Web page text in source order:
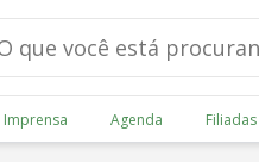
Imprensa Agenda Filiadas